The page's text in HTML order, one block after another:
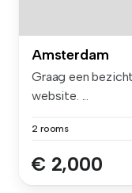
Amsterdam
Graag een
website. ...
2 rooms
€ 2,000